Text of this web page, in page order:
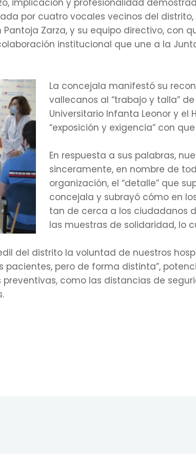
por cuatro vocales vecinos del
Zarza, y su equipo directivo, con
institucional que une a la
La concejala manifestó su
vallecanos al “trabajo y talla”
Universitario Infanta Leonor y el
“exposición y exigencia” con
En respuesta a sus palabras,
sinceramente, en nombre de
organización, el “detalle” que
concejala y subrayó cómo en
tan de cerca a los ciudadanos
las muestras de solidaridad, lo
del distrito la voluntad de nuestros
pacientes, pero de forma distinta”,
como las distancias de